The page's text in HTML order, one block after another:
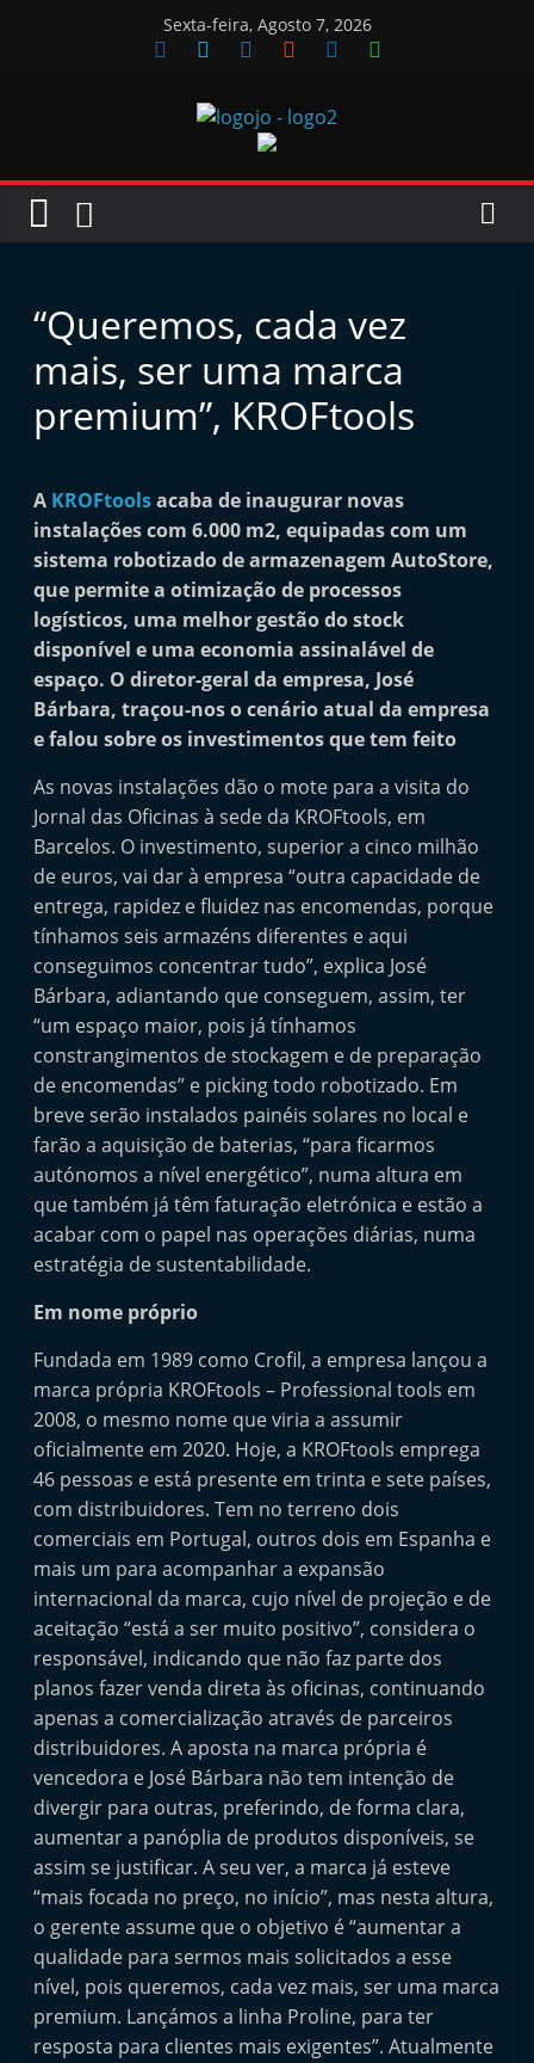
Sexta-feira, Agosto 7, 2026
Jornal
Oficinas
o
r
l
i
n
d
e
p
e
n
d
e
n
t
e
o
A
f
t
e
r
m
r
e
t
A
u
t
o
m
v
e
l
e
m
P
o
r
u
g
a
l
“Queremos, cada vez
mais, ser uma marca
premium”, KROFtools
A KROFtoolsacaba de inaugurar novas
instalações com 6.000 m2, equipadas com um
sistema robotizado de armazenagem AutoStore,
que permite a otimização de processos
logísticos, uma melhor gestão do stock
disponível e uma economia assinalável de
espaço. O diretor-geral da empresa, José
Bárbara, traçou-nos o cenário atual da empresa
e falou sobre os investimentos que tem feito
As novas instalações dão o mote para a visita do
Jornal das Oficinas à sede da KROFtools, em
Barcelos. O investimento, superior a cinco milhão
de euros, vai dar à empresa “outra capacidade de
entrega, rapidez e fluidez nas encomendas, porque
tínhamos seis armazéns diferentes e aqui
conseguimos concentrar tudo”, explica José
Bárbara, adiantando que conseguem, assim, ter
“um espaço maior, pois já tínhamos
constrangimentos de stockagem e de preparação
de encomendas” e picking todo robotizado. Em
breve serão instalados painéis solares no local e
farão a aquisição de baterias, “para ficarmos
autónomos a nível energético”, numa altura em
que também já têm faturação eletrónica e estão a
acabar com o papel nas operações diárias, numa
estratégia de sustentabilidade.
Em nome próprio
Fundada em 1989 como Crofil, a empresa lançou a
marca própria KROFtools – Professional tools em
2008, o mesmo nome que viria a assumir
oficialmente em 2020. Hoje, a KROFtools emprega
46 pessoas e está presente em trinta e sete países,
com distribuidores. Tem no terreno dois
comerciais em Portugal, outros dois em Espanha e
mais um para acompanhar a expansão
internacional da marca, cujo nível de projeção e de
aceitação “está a ser muito positivo”, considera o
responsável, indicando que não faz parte dos
planos fazer venda direta às oficinas, continuando
apenas a comercialização através de parceiros
distribuidores. A aposta na marca própria é
vencedora e José Bárbara não tem intenção de
divergir para outras, preferindo, de forma clara,
aumentar a panóplia de produtos disponíveis, se
assim se justificar. A seu ver, a marca já esteve
“mais focada no preço, no início”, mas nesta altura,
o gerente assume que o objetivo é “aumentar a
qualidade para sermos mais solicitados a esse
nível, pois queremos, cada vez mais, ser uma marca
premium. Lançámos a linha Proline, para ter
resposta para clientes mais exigentes”. Atualmente